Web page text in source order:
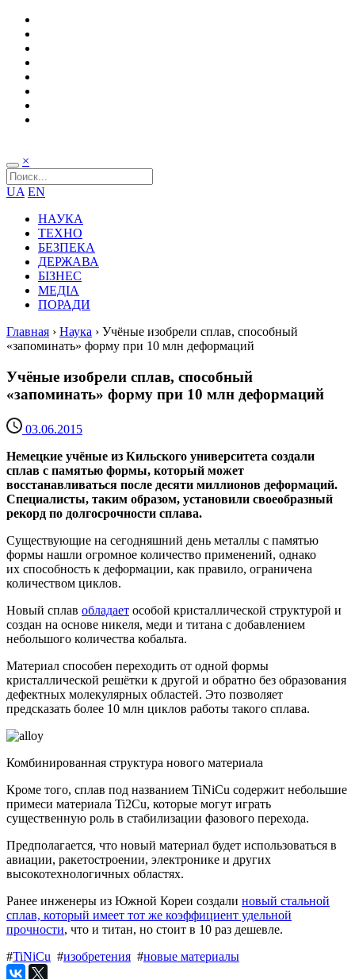
×
UA EN
НАУКА
ТЕХНО
БЕЗПЕКА
ДЕРЖАВА
БІЗНЕС
МЕДІА
ПОРАДИ
Главная › Наука › Учёные изобрели сплав, способный
«запоминать» форму при 10 млн деформаций
Учёные изобрели сплав, способный
«запоминать» форму при 10 млн деформаций
03.06.2015
Немецкие учёные из Кильского университета создали
сплав с памятью формы, который может
восстанавливаться после десяти миллионов деформаций.
Специалисты, таким образом, установили своеобразный
рекорд по долгосрочности сплава.
Существующие на сегодняшний день металлы с памятью
формы нашли огромное количество применений, однако
их способность к деформации, как правило, ограничена
количеством циклов.
Новый сплав обладает особой кристаллической структурой и
создан на основе никеля, меди и титана с добавлением
небольшого количества кобальта.
Материал способен переходить от одной формы
кристаллической решётки к другой и обратно без образования
дефектных молекулярных областей. Это позволяет
предсказать более 10 млн циклов работы такого сплава.
Комбинированная структура нового материала
Кроме того, сплав под названием TiNiCu содержит небольшие
примеси материала Ti2Cu, которые могут играть
существенную роль в стабилизации фазового перехода.
Предполагается, что новый материал будет использоваться в
авиации, ракетостроении, электронике и других
высокотехнологичных областях.
Ранее инженеры из Южной Кореи создали новый стальной
сплав, который имеет тот же коэффициент удельной
прочности, что и титан, но стоит в 10 раз дешевле.
#TiNiCu #изобретения #новые материалы